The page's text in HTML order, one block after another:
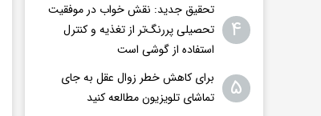
۴
تحقیق جدید: نقش خواب در موفقیت
تحصیلی پررنگ‌تر از تغذیه و کنترل
استفاده از گوشی است
۵
برای کاهش خطر زوال عقل به جای
تماشای تلویزیون مطالعه کنید